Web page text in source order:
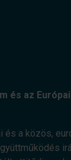
és az
és a közös,